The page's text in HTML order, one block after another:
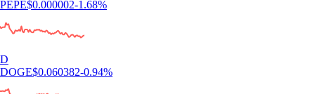
PEPE$0.000002-1.68%
D
DOGE$0.060382-0.94%